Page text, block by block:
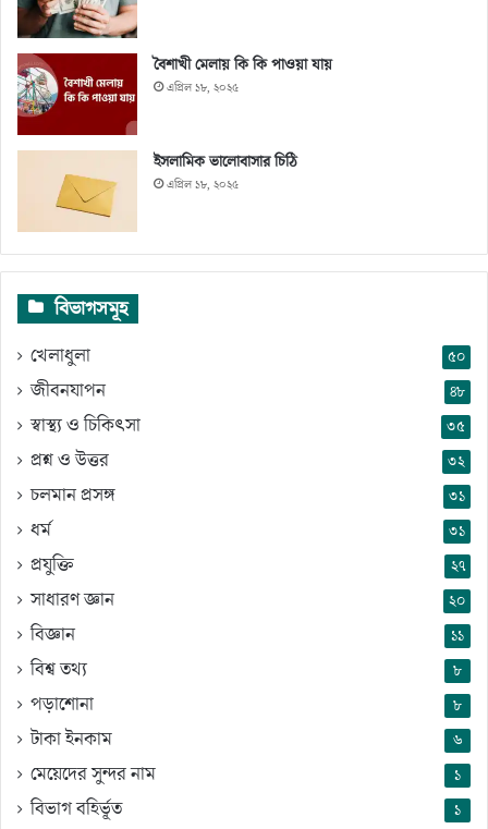
বৈশাখী মেলায় কি কি পাওয়া যায়
এপ্রিল ১৮, ২০২৫
ইসলামিক ভালোবাসার চিঠি
এপ্রিল ১৮, ২০২৫
বিভাগসমূহ
খেলাধুলা ৫০
জীবনযাপন ৪৮
স্বাস্থ্য ও চিকিৎসা ৩৫
প্রশ্ন ও উত্তর ৩২
চলমান প্রসঙ্গ ৩১
ধর্ম ৩১
প্রযুক্তি ২৭
সাধারণ জ্ঞান ২০
বিজ্ঞান ১১
বিশ্ব তথ্য ৮
পড়াশোনা ৮
টাকা ইনকাম ৬
মেয়েদের সুন্দর নাম ১
বিভাগ বহির্ভূত ১